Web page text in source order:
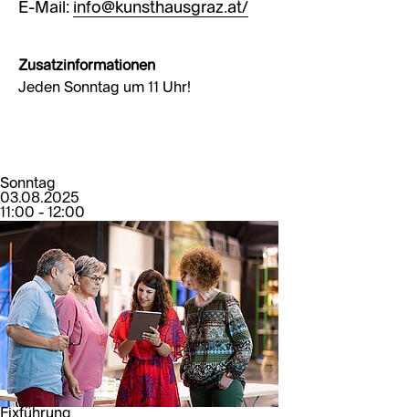
E-Mail: info@kunsthausgraz.at/
Zusatzinformationen
Jeden Sonntag um 11 Uhr!
Sonntag
03.08.2025
11:00 - 12:00